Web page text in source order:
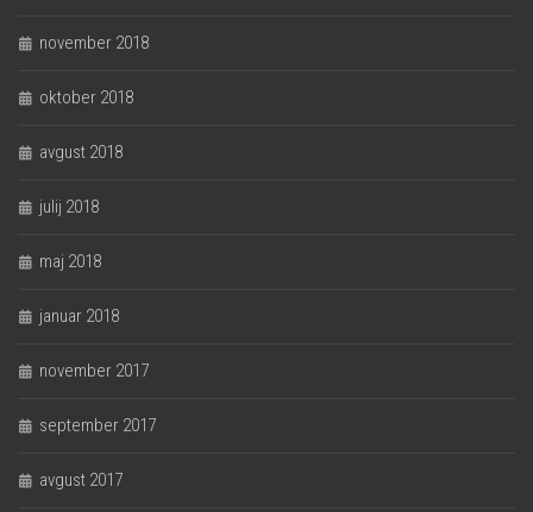
november 2018
oktober 2018
avgust 2018
julij 2018
maj 2018
januar 2018
november 2017
september 2017
avgust 2017